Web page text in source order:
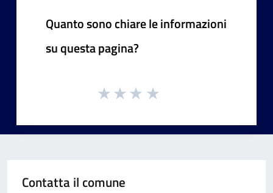
Quanto sono chiare le informazioni
su questa pagina?
Contatta il comune